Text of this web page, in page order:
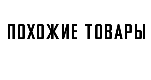
ПОХОЖИЕ ТОВАРЫ